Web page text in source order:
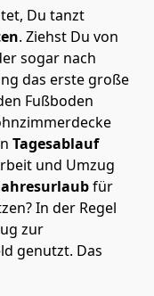
Du tanzt
. Ziehst Du von
sogar nach
das erste große
Fußboden
Tagesablauf
und Umzug
für
In der Regel
zur
genutzt. Das